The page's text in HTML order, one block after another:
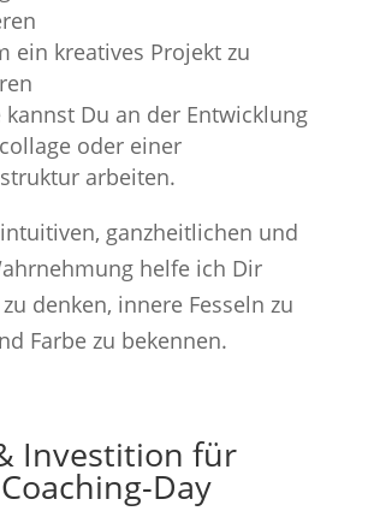
ein kreatives Projekt zu
Du an der Entwicklung
oder einer
arbeiten.
ganzheitlichen und
helfe ich Dir
denken, innere Fesseln zu
Farbe zu bekennen.
Investition für
Day